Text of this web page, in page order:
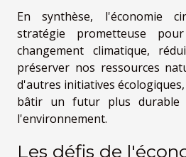
En synthèse, l'économie
stratégie prometteuse
changement climatique,
préserver nos ressources
d'autres initiatives
bâtir un futur plus durable
l'environnement.
Les défis de